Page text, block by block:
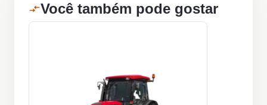
Você também pode gostar